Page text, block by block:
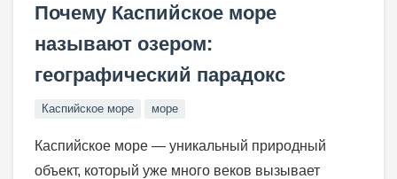
Почему Каспийское море
называют озером:
географический парадокс
Каспийское море море
Каспийское море — уникальный природный
объект, который уже много веков вызывает